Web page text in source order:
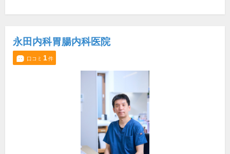
永田内科胃腸内科医院
口コミ 1件